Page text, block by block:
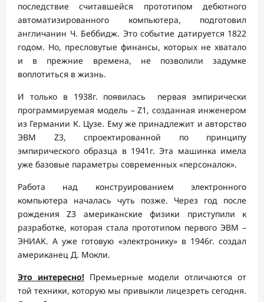
последствие считавшейся прототипом дебютного
автоматизированного компьютера, подготовил
англичанин Ч. Беббидж. Это событие датируется 1822
годом. Но, пресловутые финансы, которых не хватало
и в прежние времена, не позволили задумке
воплотиться в жизнь.
И только в 1938г. появилась первая эмпирически
программируемая модель – Z1, созданная инженером
из Германии К. Цузе. Ему же принадлежит и авторство
ЭВМ Z3, спроектированной по принципу
эмпирического образца в 1941г. Эта машинка имела
уже базовые параметры современных «персоналок».
Работа над конструированием электронного
компьютера началась чуть позже. Через год после
рождения Z3 американские физики приступили к
разработке, которая стала прототипом первого ЭВМ –
ЭНИАК. А уже готовую «электронику» в 1946г. создал
американец Д. Мокли.
Это интересно!Премьерные модели отличаются от
той техники, которую мы привыкли лицезреть сегодня.